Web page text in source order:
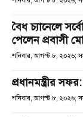
বৈধ চ্যানেলে
পেলেন প্রবাসী
শনিবার, আগস্ট ৮, ২০২৬;
প্রধানমন্ত্রীর
শনিবার, আগস্ট ৮, ২০২৬;